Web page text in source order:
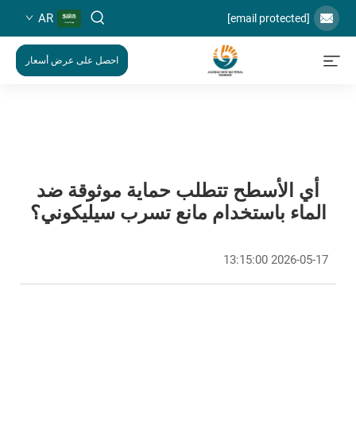
[email protected]
AR
احصل على عرض أسعار
أي الأسطح تتطلب حماية موثوقة ضد
الماء باستخدام مانع تسرب سيليكوني؟
2026-05-17 13:15:00